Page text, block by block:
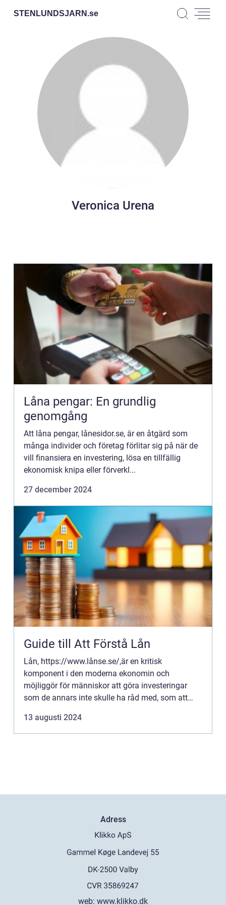
STENLUNDSJARN.se
Veronica Urena
Låna pengar: En grundlig
genomgång
Att låna pengar, lånesidor.se, är en åtgärd som
många individer och företag förlitar sig på när de
vill finansiera en investering, lösa en tillfällig
ekonomisk knipa eller förverkl...
27 december 2024
Guide till Att Förstå Lån
Lån, https://www.lånse.se/,är en kritisk
komponent i den moderna ekonomin och
möjliggör för människor att göra investeringar
som de annars inte skulle ha råd med, som att
13 augusti 2024
Adress
web: www.klikko.dk